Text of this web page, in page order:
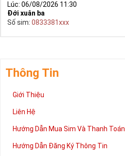
Lúc: 06/08/2026 11:30
Đới xuân ba
Số sim: 0833381xxx
Thông Tin
Giới Thiệu
Liên Hệ
Hướng Dẫn Mua Sim Và Thanh Toán
Hướng Dẫn Đăng Ký Thông Tin